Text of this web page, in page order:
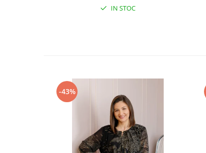
IN STOC
-43%